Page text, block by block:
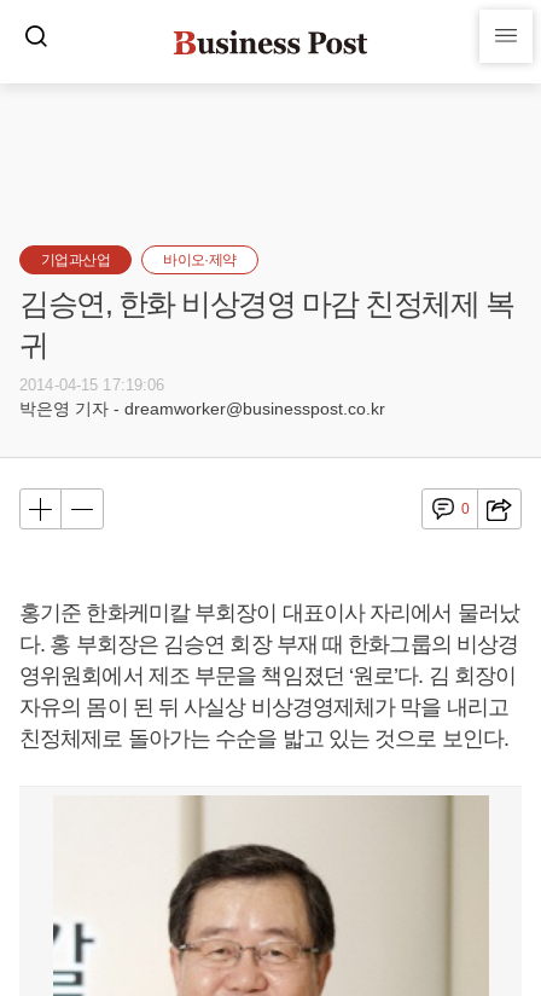
기업과산업 바이오·제약
김승연, 한화 비상경영 마감 친정체제 복
귀
2014-04-15 17:19:06
박은영 기자 - dreamworker@businesspost.co.kr
0
홍기준 한화케미칼 부회장이 대표이사 자리에서 물러났
다. 홍 부회장은 김승연 회장 부재 때 한화그룹의 비상경
영위원회에서 제조 부문을 책임졌던 ‘원로’다. 김 회장이
자유의 몸이 된 뒤 사실상 비상경영제체가 막을 내리고
친정체제로 돌아가는 수순을 밟고 있는 것으로 보인다.